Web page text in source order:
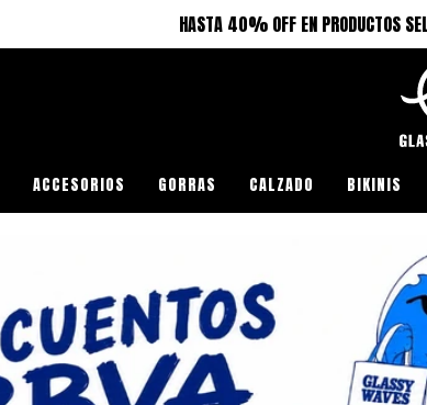
HASTA 40% OFF EN PRODUCTOS
ACCESORIOS GORRAS CALZADO BIKINIS